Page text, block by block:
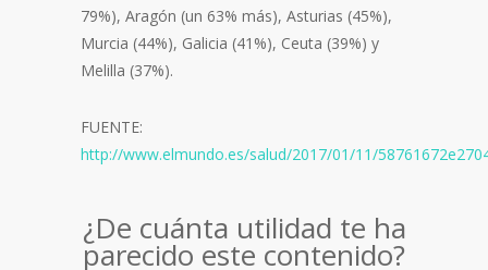
79%), Aragón (un 63% más), Asturias (45%),
Murcia (44%), Galicia (41%), Ceuta (39%) y
Melilla (37%).
FUENTE:
http://www.elmundo.es/salud/2017/01/11/
¿De cuánta utilidad te ha
parecido este contenido?